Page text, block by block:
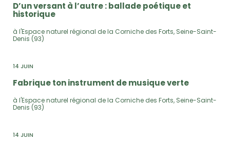
D’un versant à l’autre : ballade poétique et
historique
à l'Espace naturel régional de la Corniche des Forts, Seine-Saint-
Denis (93)
14 JUIN
Fabrique ton instrument de musique verte
à l'Espace naturel régional de la Corniche des Forts, Seine-Saint-
Denis (93)
14 JUIN